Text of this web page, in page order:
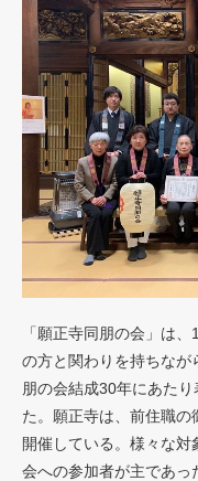
「願正寺同朋の会」は
の方と関わりを持ちなが
朋の会結成30年にあた
た。願正寺は、前住職
開催している。様々な
会への参加者が主であっ